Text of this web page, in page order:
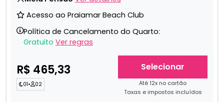
Acesso ao Praiamar Beach Club
Política de Cancelamento do Quarto:
Gratuito Ver regras
R$ 465,33
01• 02
Selecionar
Até 12x no cartão
Taxas e impostos incluídos